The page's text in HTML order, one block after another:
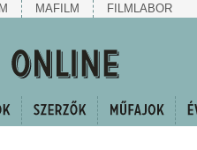
MAFILM FILMLABOR